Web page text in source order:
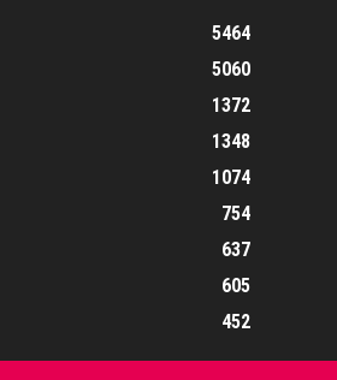
5464
5060
1372
1348
1074
754
637
605
452